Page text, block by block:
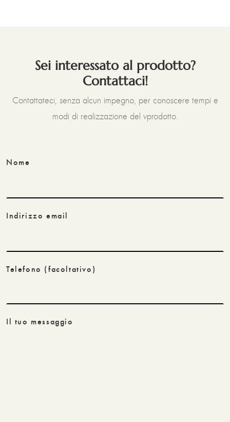
Sei interessato al prodotto?
Contattaci!
Contattateci, senza alcun impegno, per conoscere tempi e
modi di realizzazione del vprodotto.
Nome
Indirizzo email
Telefono (facoltativo)
Il tuo messaggio